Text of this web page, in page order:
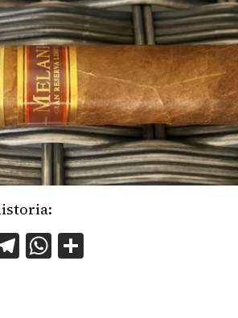
Telegram
WhatsApp
Compartir